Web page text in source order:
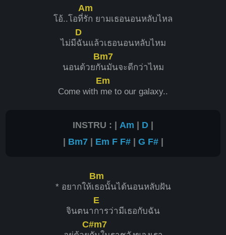
โอ้..โอที่
Am
รัก ยามเธอนอนหลับไหล
ไม่มี
D
ฉันแล้วเธอนอนหลับไหม
นอนด้วยกั
Bm7
นมันจะดีกว่าไหม
Come with
Em
me to our galaxy..
INSTRU : | Am | D |
| Bm7| Em F F#| G F#|
* อยากให้เ
Bm
ธอนั้นได้นอนหลับฝัน
จินตนา
E
การว่ามีเธอกับฉัน
C#m7